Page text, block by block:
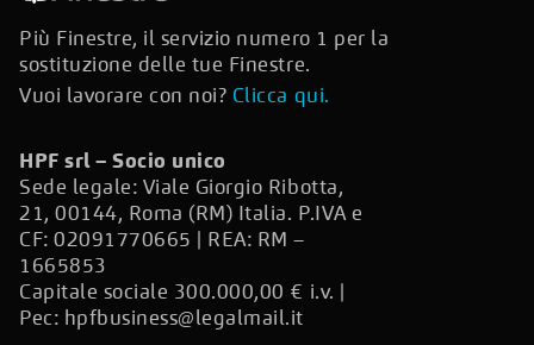
Più Finestre, il servizio numero 1 per la
sostituzione delle tue Finestre.
Vuoi lavorare con noi? Clicca qui.
HPF srl – Socio unico
Sede legale: Viale Giorgio Ribotta,
21, 00144, Roma (RM) Italia. P.IVA e
CF: 02091770665 | REA: RM –
1665853
Capitale sociale 300.000,00 € i.v. |
Pec: hpfbusiness@legalmail.it